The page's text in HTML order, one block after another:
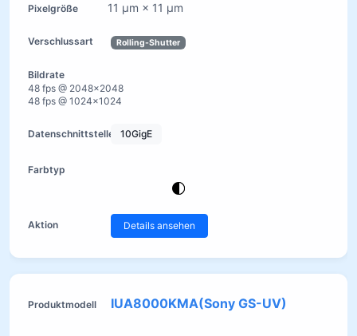
11 µm × 11 µm
Rolling-Shutter
48 fps @ 2048×2048
48 fps @ 1024×1024
10GigE
Details ansehen
IUA8000KMA(Sony GS-UV)